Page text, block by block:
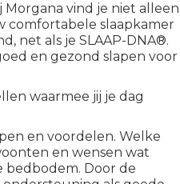
vind je niet alleen
comfortabele slaapkamer
net als je SLAAP-DNA®.
en gezond slapen voor
waarmee jij je dag
en voordelen. Welke
en wensen wat
bedbodem. Door de